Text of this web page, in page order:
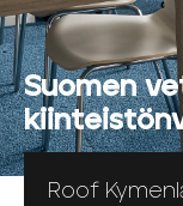
Suomen
Roof